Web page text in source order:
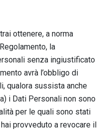
ottenere, a norma
la
senza ingiustificato
avrà l’obbligo di
qualora sussista anche
i Dati Personali non sono
per le quali sono stati
provveduto a revocare il